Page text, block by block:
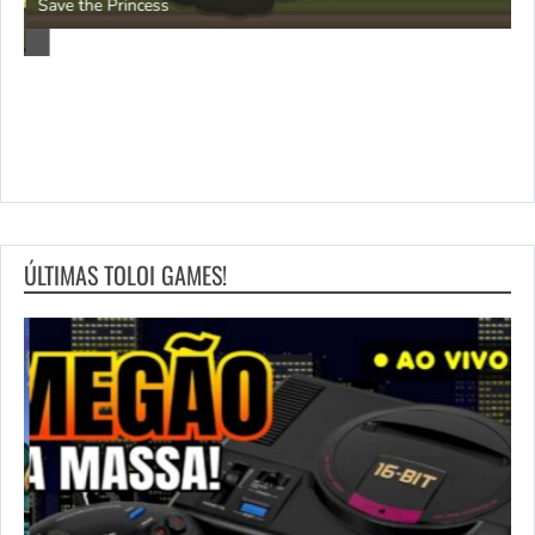
Save the Princess
ÚLTIMAS TOLOI GAMES!